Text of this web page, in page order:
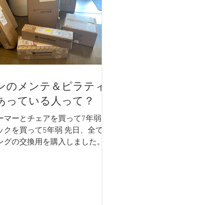
ピラティスで体に湿
疹？
ティスがあっている人
って？
得意技は・・・
夢のスタジオに！ &
のメンテ＆ピラティ
っている人って？
マーとチェアを買って7年弱 キ
クを買って5年弱 先日、全ての
グの交換用を購入しました。